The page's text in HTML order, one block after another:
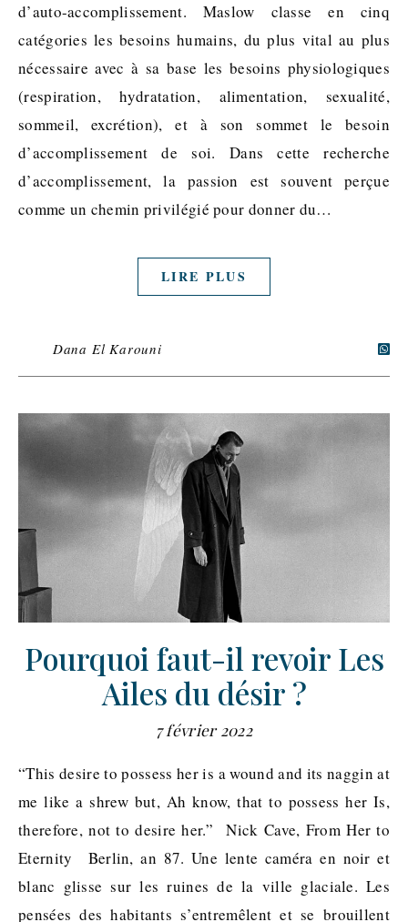
d’auto-accomplissement. Maslow classe en cinq
catégories les besoins humains, du plus vital au plus
nécessaire avec à sa base les besoins physiologiques
(respiration, hydratation, alimentation, sexualité,
sommeil, excrétion), et à son sommet le besoin
d’accomplissement de soi. Dans cette recherche
d’accomplissement, la passion est souvent perçue
comme un chemin privilégié pour donner du…
LIRE PLUS
Dana El Karouni
Pourquoi faut-il revoir Les
Ailes du désir ?
7 février 2022
“This desire to possess her is a wound and its naggin at
me like a shrew but, Ah know, that to possess her Is,
therefore, not to desire her.” Nick Cave, From Her to
Eternity Berlin, an 87. Une lente caméra en noir et
blanc glisse sur les ruines de la ville glaciale. Les
pensées des habitants s’entremêlent et se brouillent